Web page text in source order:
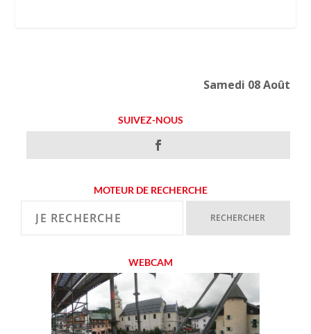
Samedi 08 Août
SUIVEZ-NOUS
MOTEUR DE RECHERCHE
WEBCAM